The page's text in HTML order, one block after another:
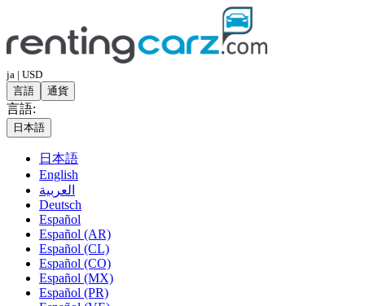
ja | USD
言語
通貨
言語:
日本語
日本語
English
العربية
Deutsch
Español
Español (AR)
Español (CL)
Español (CO)
Español (MX)
Español (PR)